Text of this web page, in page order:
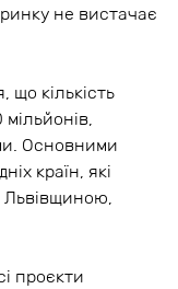
не вистачає
що кількість
Основними
країн, які
Львівщиною,
проєкти